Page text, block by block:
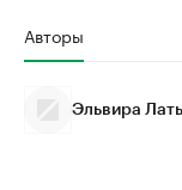
Авторы
Эльвира